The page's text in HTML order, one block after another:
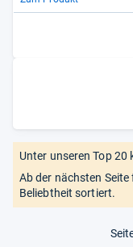
Unter unseren Top
Ab der nächsten Seite
Beliebtheit sortiert.